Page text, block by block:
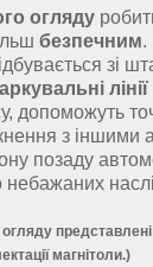
огляду
безпечним.
зі
лінії
допоможуть
з іншими
позаду
магнітоли.)